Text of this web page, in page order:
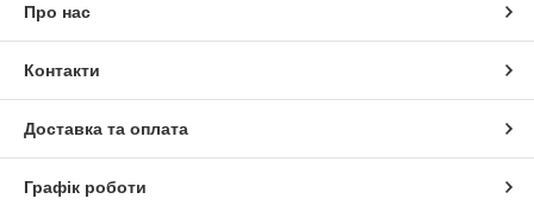
Про нас
Контакти
Доставка та оплата
Графік роботи